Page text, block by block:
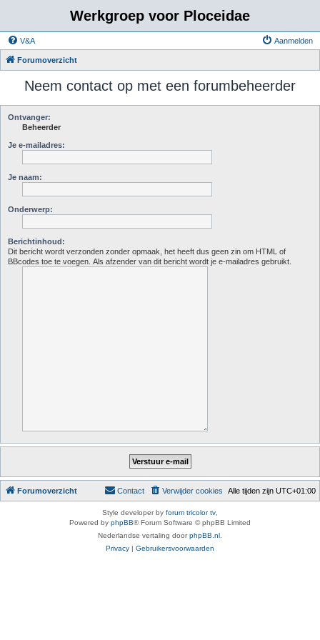
Werkgroep voor Ploceidae
V&A Aanmelden
Forumoverzicht
Neem contact op met een forumbeheerder
Ontvanger:
Beheerder
Je e-mailadres:
Je naam:
Onderwerp:
Berichtinhoud:
Dit bericht wordt verzonden zonder opmaak, het heeft dus geen zin om HTML of
BBcodes toe te voegen. Als afzender van dit bericht wordt je e-mailadres gebruikt.
Forumoverzicht Alle tijden zijn UTC+01:00
Verwijder cookies
Contact
Style developer by forum tricolor tv
Powered by phpBB® Forum Software © phpBB Limited
Nederlandse vertaling doorphpBB.nl
Privacy | Gebruikersvoorwaarden